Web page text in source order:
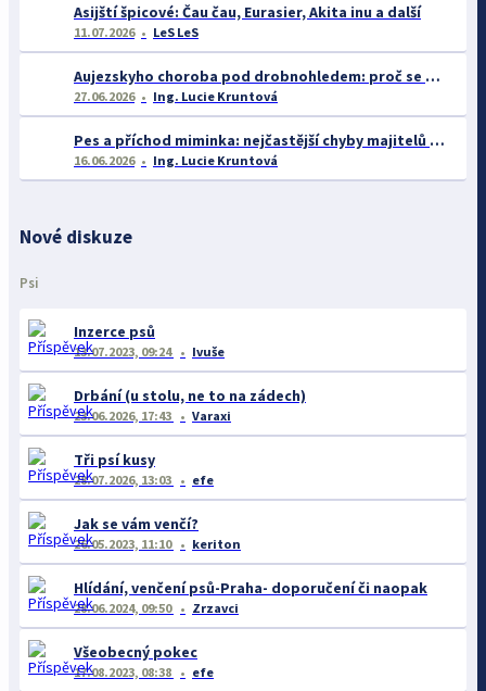
Asijští špicové: Čau čau, Eurasier, Akita inu a další
11.07.2026 LeS LeS
Aujezskyho choroba pod drobnohledem: proč se o ní nyní mluví více než dříve
27.06.2026 Ing. Lucie Kruntová
Pes a příchod miminka: nejčastější chyby majitelů a jak se jim vyhnout
16.06.2026 Ing. Lucie Kruntová
Nové diskuze
Psi
Inzerce psů
13.07.2023, 09:24 Ivuše
Drbání (u stolu, ne to na zádech)
23.06.2026, 17:43 Varaxi
Tři psí kusy
28.07.2026, 13:03 efe
Jak se vám venčí?
26.05.2023, 11:10 keriton
Hlídání, venčení psů-Praha- doporučení či naopak
28.06.2024, 09:50 Zrzavci
Všeobecný pokec
17.08.2023, 08:38 efe